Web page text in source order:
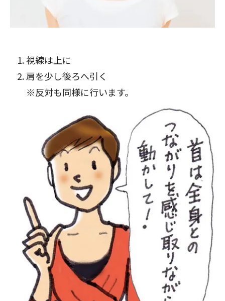
視線は上に
肩を少し後ろへ引く
※反対も同様に行います。